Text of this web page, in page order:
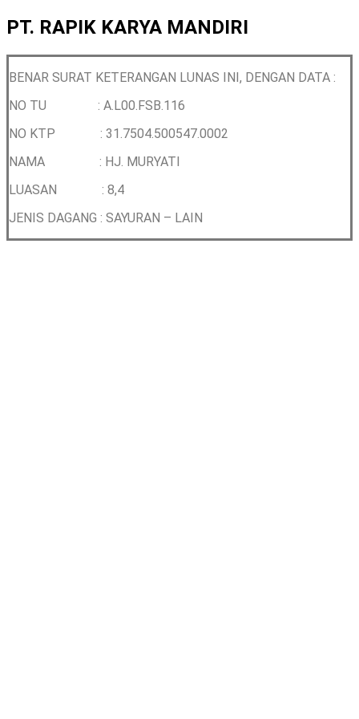
PT. RAPIK KARYA MANDIRI
BENAR SURAT KETERANGAN LUNAS INI, DENGAN DATA :
NO TU : A.L00.FSB.116
NO KTP : 31.7504.500547.0002
NAMA : HJ. MURYATI
LUASAN : 8,4
JENIS DAGANG : SAYURAN – LAIN